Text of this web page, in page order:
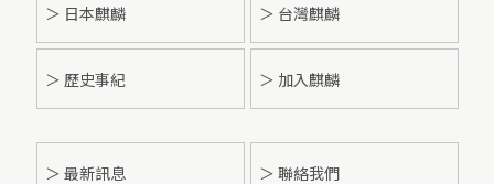
＞ 日本麒麟 ＞ 台灣麒麟
＞ 歷史事紀 ＞ 加入麒麟
＞ 最新訊息 ＞ 聯絡我們